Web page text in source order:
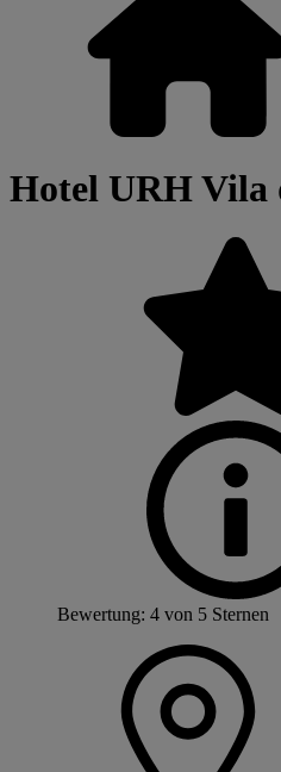
Hotel URH Vila
Bewertung: 4 von 5 Sternen